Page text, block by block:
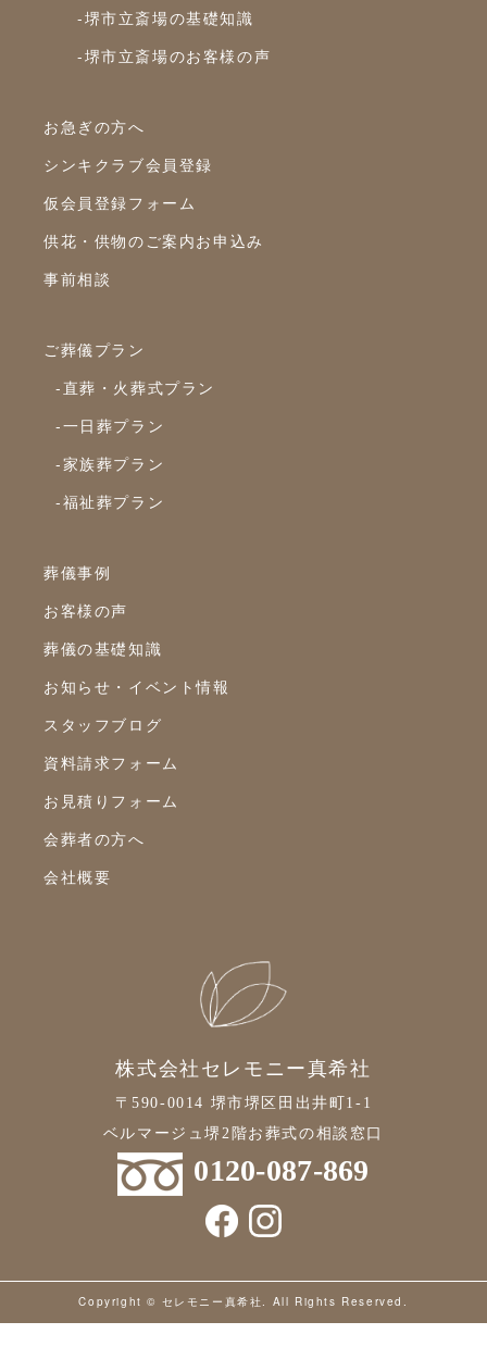
2023年7月
2023年6月
2023年4月
2023年3月
2023年2月
2023年1月
2022年12月
2022年4月
2022年3月
2022年2月
2022年1月
2021年12月
2021年11月
2021年10月
2021年9月
2021年8月
2020年9月
-堺市立斎場の基礎知識
-堺市立斎場のお客様の声
お急ぎの方へ
シンキクラブ会員登録
仮会員登録フォーム
供花・供物のご案内お申込み
事前相談
ご葬儀プラン
-直葬・火葬式プラン
-一日葬プラン
-家族葬プラン
-福祉葬プラン
葬儀事例
お客様の声
葬儀の基礎知識
お知らせ・イベント情報
スタッフブログ
資料請求フォーム
お見積りフォーム
会葬者の方へ
会社概要
株式会社セレモニー真希社
〒590-0014 堺市堺区田出井町1-1
ベルマージュ堺2階お葬式の相談窓口
0120-087-869
Copyright © セレモニー真希社. All Rights Reserved.